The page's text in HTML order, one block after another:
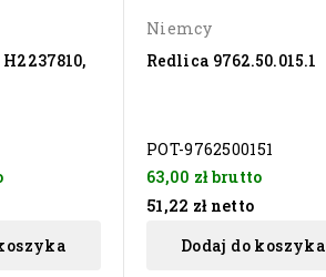
Niemcy
Redlica 9762.50.015.1
POT-9762500151
63,00 złbrutto
51,22 zł netto
Dodaj do koszyka